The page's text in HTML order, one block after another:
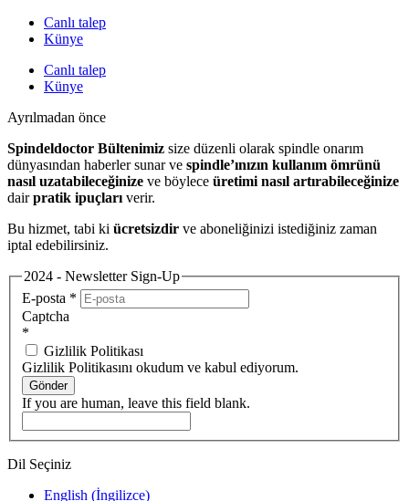
Canlı talep
Künye
Canlı talep
Künye
Ayrılmadan önce
Spindeldoctor Bültenimiz size düzenli olarak spindle onarım
dünyasından haberler sunar ve spindle’ınızın kullanım ömrünü
nasıl uzatabileceğinize ve böylece üretimi nasıl artırabileceğinize
dairpratik ipuçları verir.
Bu hizmet, tabi ki ücretsizdir ve aboneliğinizi istediğiniz zaman
iptal edebilirsiniz.
2024 - Newsletter Sign-Up
E-posta *
Captcha
*
Gizlilik Politikası
Gizlilik Politikasını okudum ve kabul ediyorum.
Gönder
If you are human, leave this field blank.
Dil Seçiniz
English (İngilizce)